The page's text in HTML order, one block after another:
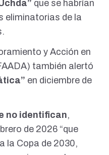
que se habrían
eliminatorias de la
y Acción en
también alertó
en diciembre de
no identifican,
de 2026 “que
la Copa de 2030,